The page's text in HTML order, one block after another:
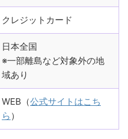
クレジットカード
日本全国
※一部離島など対象外の地
域あり
WEB（公式サイトはこち
ら ）